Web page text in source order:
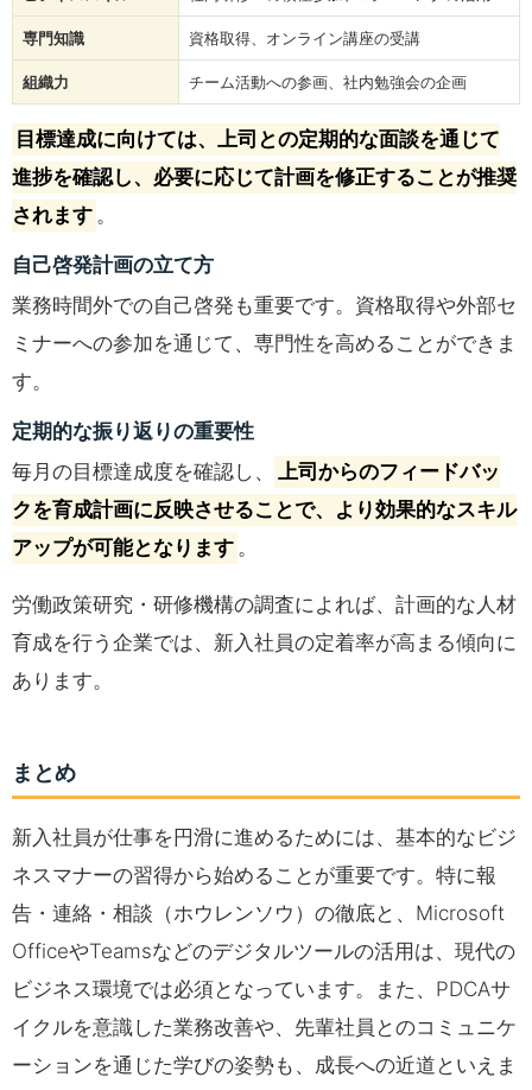
専門知識 資格取得、オンライン講座の受講
組織力 チーム活動への参画、社内勉強会の企画
目標達成に向けては、上司との定期的な面談を通じて
進捗を確認し、必要に応じて計画を修正することが推奨
されます 。
自己啓発計画の立て方
業務時間外での自己啓発も重要です。資格取得や外部セ
ミナーへの参加を通じて、専門性を高めることができま
す。
定期的な振り返りの重要性
毎月の目標達成度を確認し、
上司からのフィードバッ
クを育成計画に反映させることで、より効果的なスキル
アップが可能となります 。
労働政策研究・研修機構の調査によれば、計画的な人材
育成を行う企業では、新入社員の定着率が高まる傾向に
あります。
まとめ
新入社員が仕事を円滑に進めるためには、基本的なビジ
ネスマナーの習得から始めることが重要です。特に報
告・連絡・相談（ホウレンソウ）の徹底と、Microsoft
OfficeやTeamsなどのデジタルツールの活用は、現代の
ビジネス環境では必須となっています。また、PDCAサ
イクルを意識した業務改善や、先輩社員とのコミュニケ
ーションを通じた学びの姿勢も、成長への近道といえま